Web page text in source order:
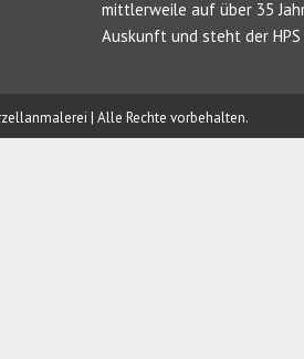
mittlerweile auf über 35
Auskunft und steht der
| Alle Rechte vorbehalten.